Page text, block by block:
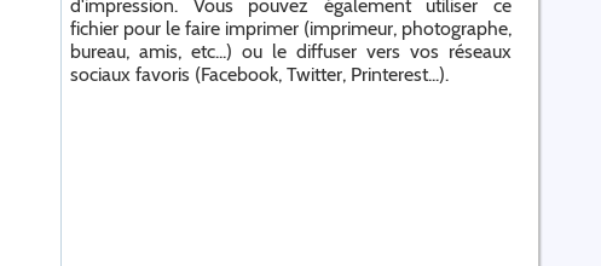
d'impression. Vous pouvez également utiliser ce
fichier pour le faire imprimer (imprimeur, photographe,
bureau, amis, etc...) ou le diffuser vers vos réseaux
sociaux favoris (Facebook, Twitter, Printerest...).